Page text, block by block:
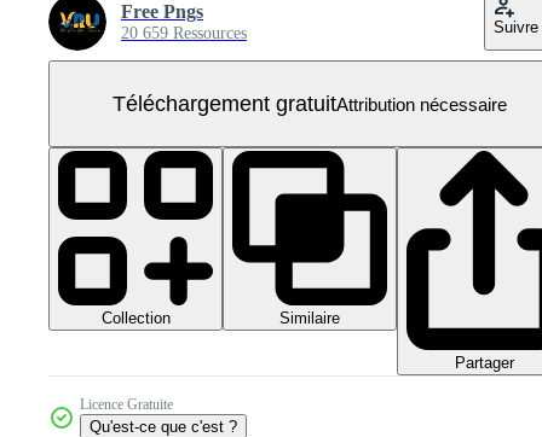
Free Pngs
20 659 Ressources Suivre
Téléchargement gratuitAttribution nécessaire
Collection Similaire
Partager
Licence Gratuite
Qu'est-ce que c'est ?